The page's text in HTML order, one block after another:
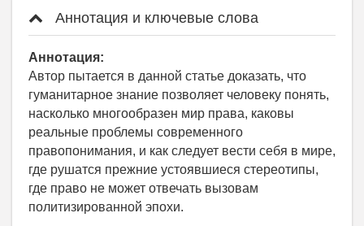
Аннотация и ключевые слова
Аннотация:
Автор пытается в данной статье доказать, что
гуманитарное знание позволяет человеку понять,
насколько многообразен мир права, каковы
реальные проблемы современного
правопонимания, и как следует вести себя в мире,
где рушатся прежние устоявшиеся стереотипы,
где право не может отвечать вызовам
политизированной эпохи.